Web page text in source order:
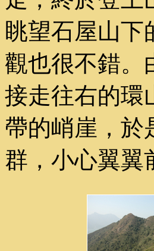
眺望石屋山
觀也很不錯。
接走往右的環
帶的峭崖，於
群，小心翼翼